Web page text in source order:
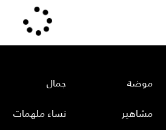
موضة
مشاهير
جمال
نساء ملهمات